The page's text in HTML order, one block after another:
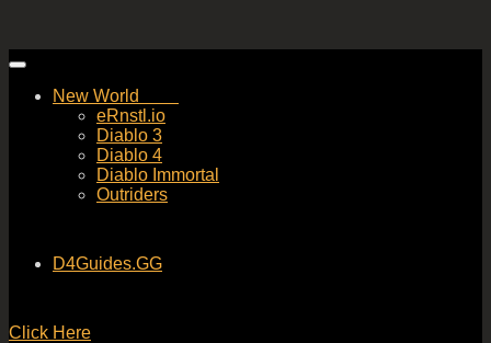
Skip
contentNew World
eRnstl.io
Diablo 3
Diablo 4
Diablo Immortal
Outriders
D4Guides.GG
Click Here